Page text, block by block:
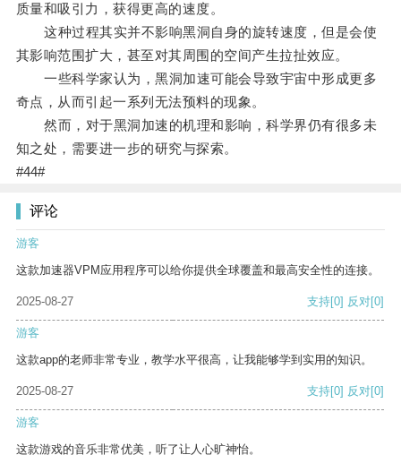
质量和吸引力，获得更高的速度。
这种过程其实并不影响黑洞自身的旋转速度，但是会使
其影响范围扩大，甚至对其周围的空间产生拉扯效应。
一些科学家认为，黑洞加速可能会导致宇宙中形成更多
奇点，从而引起一系列无法预料的现象。
然而，对于黑洞加速的机理和影响，科学界仍有很多未
知之处，需要进一步的研究与探索。
#44#
评论
游客
这款加速器VPM应用程序可以给你提供全球覆盖和最高安全性的连接。
2025-08-27 支持[0] 反对[0]
游客
这款app的老师非常专业，教学水平很高，让我能够学到实用的知识。
2025-08-27 支持[0] 反对[0]
游客
这款游戏的音乐非常优美，听了让人心旷神怡。